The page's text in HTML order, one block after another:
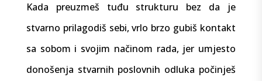
Kada preuzmeš tuđu strukturu bez da je
stvarno prilagodiš sebi, vrlo brzo gubiš kontakt
sa sobom i svojim načinom rada, jer umjesto
donošenja stvarnih poslovnih odluka počinješ